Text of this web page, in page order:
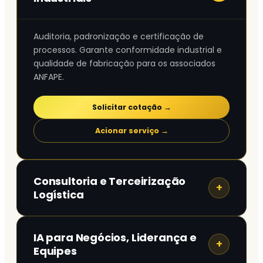
Auditoria, padronização e certificação de
processos. Garante conformidade industrial e
qualidade de fabricação para os associados
ANFAPE.
Solicitar cotação →
Acionar serviço →
Consultoria e Terceirização
Logística
+
Estruturação, otimização e operação de
armazenagem, distribuição e fluxo logístico
interno.
IA para Negócios, Liderança e
Equipes
+